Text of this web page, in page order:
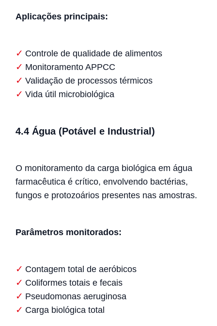
Aplicações principais:
Controle de qualidade de alimentos
Monitoramento APPCC
Validação de processos térmicos
Vida útil microbiológica
4.4 Água (Potável e Industrial)
O monitoramento da carga biológica em água
farmacêutica é crítico, envolvendo bactérias,
fungos e protozoários presentes nas amostras.
Parâmetros monitorados:
Contagem total de aeróbicos
Coliformes totais e fecais
Pseudomonas aeruginosa
Carga biológica total